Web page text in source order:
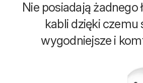
Nie posiadają żadnego
kabli dzięki czemu
wygodniejsze i